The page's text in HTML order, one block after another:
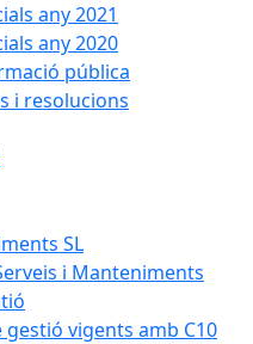
any 2021
any 2020
pública
i resolucions
SL
i Manteniments
gestió vigents amb C10